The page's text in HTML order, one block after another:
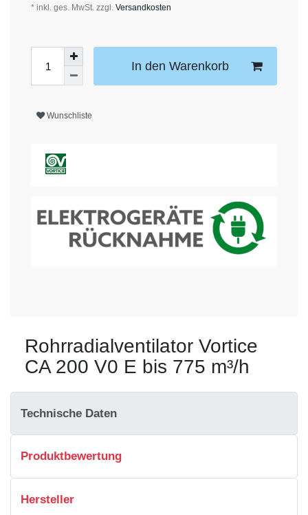
* inkl. ges. MwSt. zzgl. Versandkosten
In den Warenkorb
Wunschliste
Rohrradialventilator Vortice
CA 200 V0 E bis 775 m³/h
Technische Daten
Produktbewertung
Hersteller